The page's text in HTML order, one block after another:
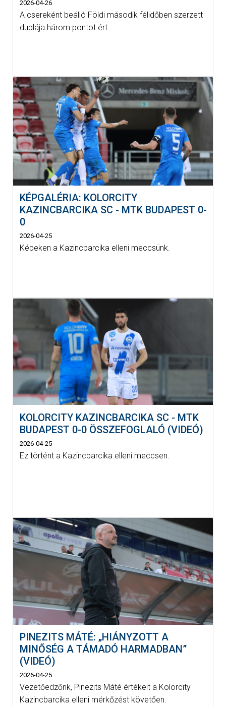
2026-04-26
A csereként beálló Földi második félidőben szerzett
duplája három pontot ért.
KÉPGALÉRIA: KOLORCITY
KAZINCBARCIKA SC - MTK BUDAPEST 0-
0
2026-04-25
Képeken a Kazincbarcika elleni meccsünk.
KOLORCITY KAZINCBARCIKA SC - MTK
BUDAPEST 0-0 ÖSSZEFOGLALÓ (VIDEÓ)
2026-04-25
Ez történt a Kazincbarcika elleni meccsen.
PINEZITS MÁTÉ: „HIÁNYZOTT A
MINŐSÉG A TÁMADÓ HARMADBAN”
(VIDEÓ)
2026-04-25
Vezetőedzőnk, Pinezits Máté értékelt a Kolorcity
Kazincbarcika elleni mérkőzést követően.